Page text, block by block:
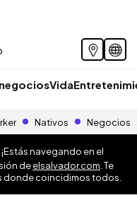
Vida
Nativos Negocios
¡Estás navegando en el
deelsalvador.com . Te
donde coincidimos todos.